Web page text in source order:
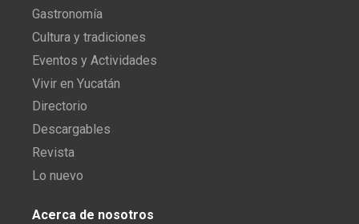
Gastronomía
Cultura y tradiciones
Eventos y Actividades
Vivir en Yucatán
Directorio
Descargables
Revista
Lo nuevo
Acerca de nosotros